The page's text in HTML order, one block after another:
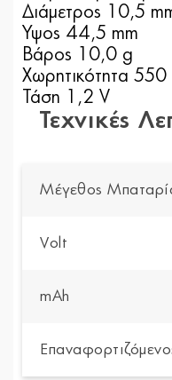
Διάμετρος 10,5
Ύψος 44,5 mm
Βάρος 10,0 g
Χωρητικότητα 550
Τάση 1,2 V
Τεχνικές
Μέγεθος
Volt
mAh